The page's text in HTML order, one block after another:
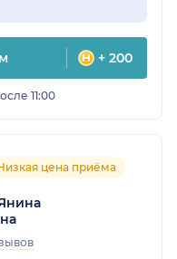
+ 200
11:00
цена приёма